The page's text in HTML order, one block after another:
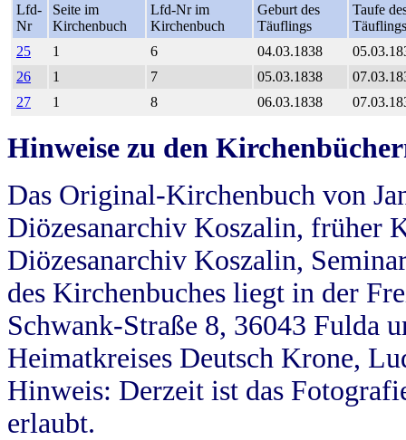
Lfd-
Nr
Seite im
Kirchenbuch
Lfd-Nr im
Kirchenbuch
Geburt des
Täuflings
Taufe
Täuflings
25
1 6 04.03.1838
26
1 7 05.03.1838
27
1 8 06.03.1838
Hinweise zu den
Das Original-Kirchenbuch von
Diözesanarchiv Koszalin, früher
Diözesanarchiv Koszalin,
des Kirchenbuches liegt in der
Schwank-Straße 8, 36043 Fulda
Heimatkreises Deutsch Krone,
Hinweis: Derzeit ist das
erlaubt.